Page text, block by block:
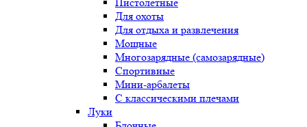
Для охоты
Для отдыха и развлечения
Мощные
Многозарядные (самозарядные)
Спортивные
Мини-арбалеты
С классическими плечами
Луки